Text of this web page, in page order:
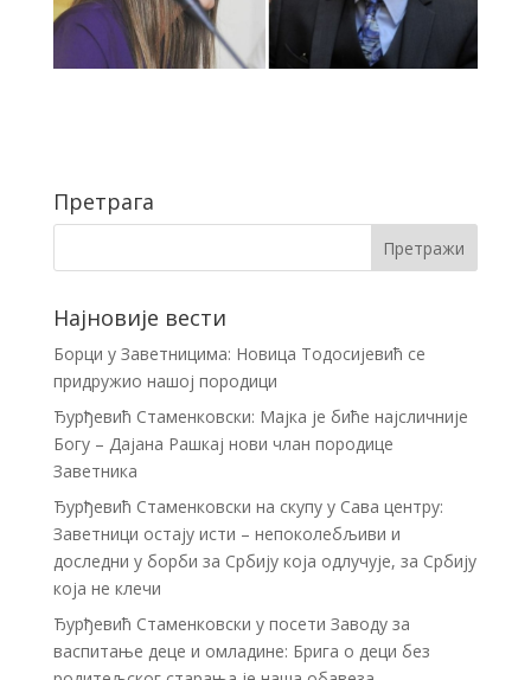
Претрага
Најновије вести
Борци у Заветницима: Новица Тодосијевић се
придружио нашој породици
Ђурђевић Стаменковски: Мајка је биће најсличније
Богу – Дајана Рашкај нови члан породице
Заветника
Ђурђевић Стаменковски на скупу у Сава центру:
Заветници остају исти – непоколебљиви и
доследни у борби за Србију која одлучује, за Србију
која не клечи
Ђурђевић Стаменковски у посети Заводу за
васпитање деце и омладине: Брига о деци без